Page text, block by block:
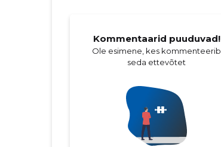
Kommentaarid puuduvad!
Ole esimene, kes kommenteerib
seda ettevõtet